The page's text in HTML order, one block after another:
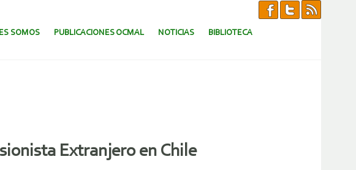
SOMOS PUBLICACIONES OCMAL NOTICIAS BIBLIOTECA
Extranjero en Chile